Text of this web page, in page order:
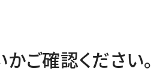
ご確認ください。